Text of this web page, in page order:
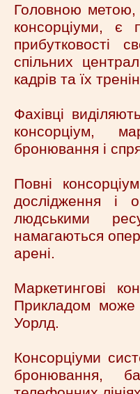
Головною метою,
консорціуми, є
прибутковості
спільних
кадрів та їх
Фахівці
консорціум,
бронювання і
Повні
дослідження і
людськими
намагаються
арені.
Маркетингові
Прикладом
Уорлд.
Консорціуми
бронювання,